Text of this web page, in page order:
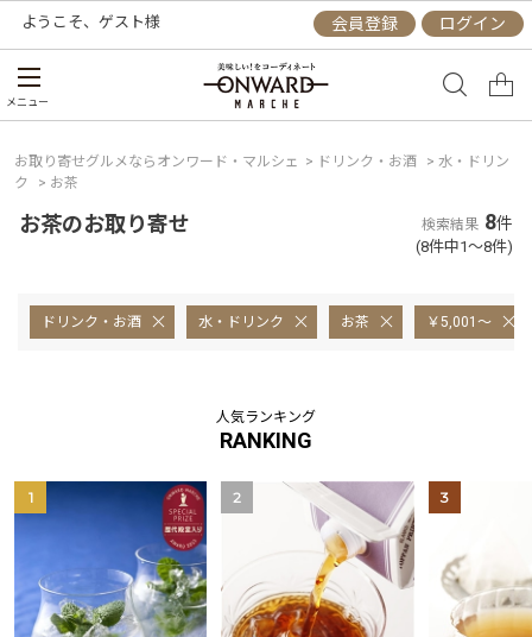
ようこそ、 ゲスト様 会員登録 ログイン
メニュー
お取り寄せグルメならオンワード・マルシェ > ドリンク・お酒 > 水・ドリン
ク
> お茶
お茶のお取り寄せ 検索結果 8件
(8件中1～8件)
ドリンク・お酒 水・ドリンク お茶 ￥5,001～
人気ランキング
RANKING
1 2 3